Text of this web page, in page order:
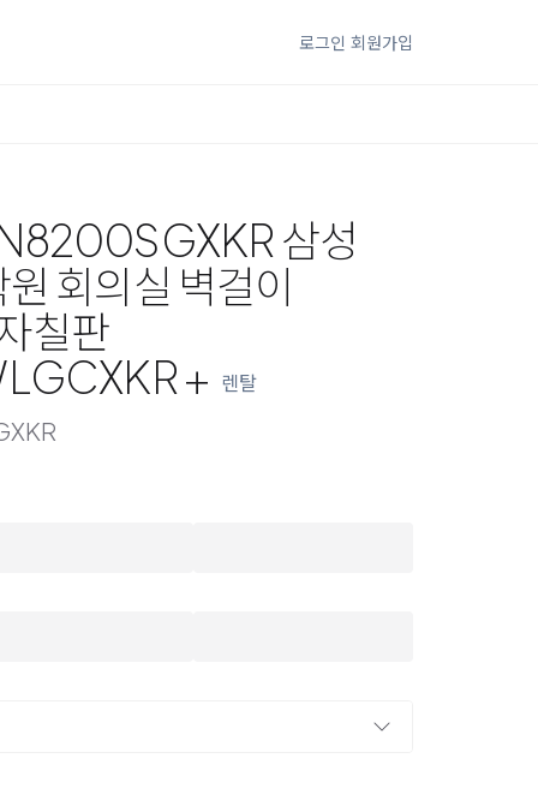
로그인 회원가입
삼성
회의실 벽걸이
칠판
+ 렌탈